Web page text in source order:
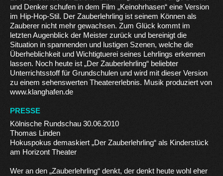
und Denker schufen in dem Film „Keinohrhasen“ eine Version
im Hip-Hop-Stil. Der Zauberlehrling ist seinem Können als
Zauberer nicht mehr gewachsen. Zum Glück kommt im
letzten Augenblick der Meister zurück und bereinigt die
Situation in spannenden und lustigen Szenen, welche die
Überheblichkeit und Wichtigtuerei seines Lehrlings erkennen
lassen. Noch heute ist „Der Zauberlehrling“ beliebter
Unterrichtsstoff für Grundschulen und wird mit dieser Version
zu einem sehenswerten Theatererlebnis. Musik produziert von
www.klanghafen.de
PRESSE
Kölnische Rundschau 30.06.2010
Thomas Linden
Hokuspokus demaskiert „Der Zauberlehrling“ als Kinderstück
am Horizont Theater
Wer an den „Zauberlehrling“ denkt, der denkt heute wohl eher